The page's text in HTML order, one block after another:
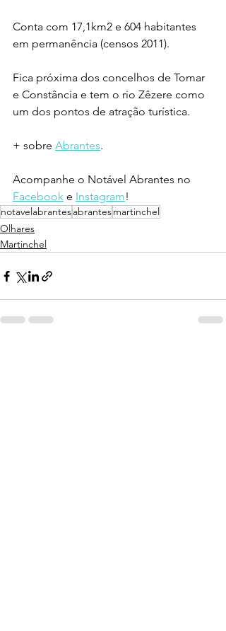
Conta com 17,1km2 e 604 habitantes
em permanência (censos 2011).
Fica próxima dos concelhos de Tomar
e Constância e tem o rio Zêzere como
um dos pontos de atração turística.
+ sobre Abrantes.
Acompanhe o Notável Abrantes no
Facebook e Instagram!
notavelabrantesabrantesmartinchel
Olhares
Martinchel